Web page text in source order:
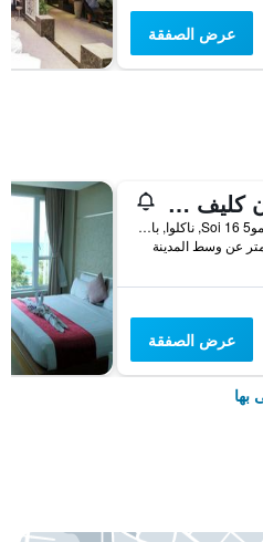
عرض الصفقة
جاردن كليف ريزورت آند سبا
220/21 مو5 Soi 16, ناكلوا, بانغلامونغ, باتايا, تايلاند
عرض الصفقة
بها